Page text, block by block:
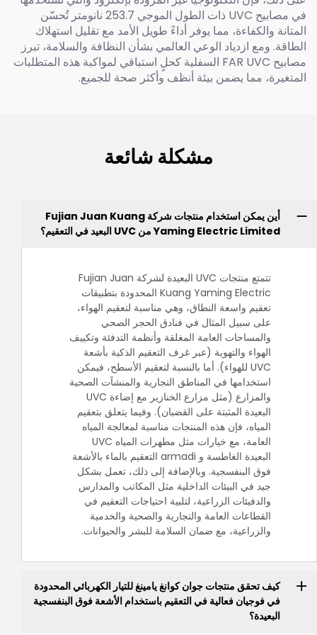
في مصابيح UVC ذات الطول الموجي 253.7 نانومتر تُحسّن
المتانة والكفاءة، مما يوفر أداءً طويل الأمد مع تقليل استهلاك
الطاقة. ومع ازدياد الوعي العالمي بشأن النظافة والسلامة، تبرز
مصابيح FAR UVC السفلية كحلٍ استباقي لمواكبة هذه المتطلبات
المتغيرة، مما يضمن بيئة أنظف وأكثر صحة للجميع.
مشكلة شائعة
أين يمكن استخدام منتجات شركة Fujian Juan Kuang
Yaming Electric Limited من UVC البعيد في التعقيم؟
تتمتع منتجات UVC البعيدة لشركة Fujian Juan
Kuang Yaming Electric المحدودة بتطبيقات
تعقيم واسعة النطاق، وهي مناسبة لتعقيم الهواء،
على سبيل المثال في فنادق الحجر الصحي
والمساحات العامة المغلقة وأنظمة التدفئة وتكييف
الهواء والتهوية (عبر غرف التعقيم الذكية بأشعة
UVC للهواء). أما بالنسبة لتعقيم الأسطح، فيمكن
استخدامها في المناطق التجارية والمنشآت الصحية
والمزارع (مثل مزارع الخنازير مع إضاءة UVC
البعيدة المثبتة على القضبان). وفيما يتعلق بتعقيم
المياه، فإن هذه المنتجات مناسبة لمعالجة المياه
العامة، مع خيارات مثل مطهرات المياه UVC
البعيدة الغاطسة و armadi التعقيم بالماء بالأشعة
فوق البنفسجية. وبالإضافة إلى ذلك، تعمل بشكل
جيد في البيئات الداخلية مثل المكاتب والمدارس
والدفيئات الزراعية، لتلبية احتياجات التعقيم في
القطاعات العامة والتجارية والصحية والخدمية
والزراعية، مع ضمان السلامة للبشر والحيوانات.
كيف تحقق منتجات جوان كوانغ يامينغ للتيار الكهربائي المحدودة
في فوجيان فعالية في التعقيم باستخدام الأشعة فوق البنفسجية
البعيدة؟